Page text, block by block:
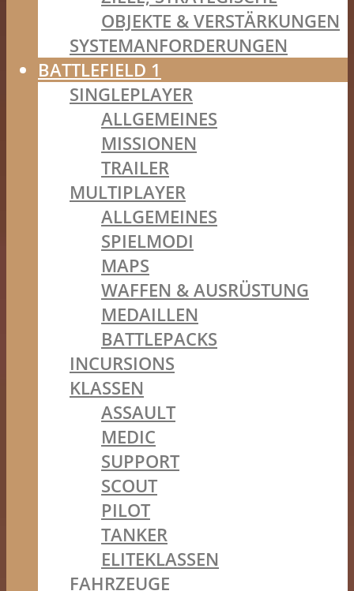
OBJEKTE & VERSTÄRKUNGEN
SYSTEMANFORDERUNGEN
BATTLEFIELD 1
SINGLEPLAYER
ALLGEMEINES
MISSIONEN
TRAILER
MULTIPLAYER
ALLGEMEINES
SPIELMODI
MAPS
WAFFEN & AUSRÜSTUNG
MEDAILLEN
BATTLEPACKS
INCURSIONS
KLASSEN
ASSAULT
MEDIC
SUPPORT
SCOUT
PILOT
TANKER
ELITEKLASSEN
FAHRZEUGE